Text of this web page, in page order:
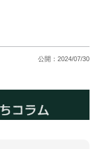
公開： 2024/07/30